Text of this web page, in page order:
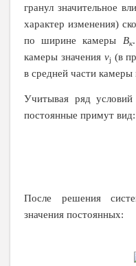
гранул значительное
характер изменения)
по ширине камеры Bк
камеры значения vj (в
в средней части
Учитывая ряд
постоянные примут вид:
После решения
значения постоянных: